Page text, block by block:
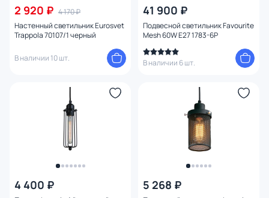
2 920 ₽ 4 170 ₽
Настенный светильник Eurosvet
Trappola 70107/1 черный
В наличии 10 шт.
41 900 ₽
Подвесной светильник Favourite
Mesh 60W E27 1783-6P
В наличии 6 шт.
4 400 ₽ 5 268 ₽